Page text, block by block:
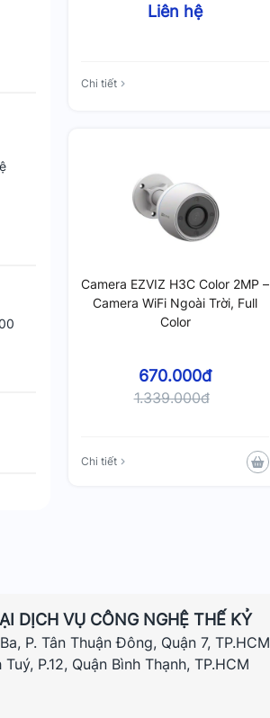
Liên hệ
Chi tiết
Camera EZVIZ H3C Color 2MP –
Camera WiFi Ngoài Trời, Full
Color
670.000đ
1.339.000đ
Chi tiết
DỊCH VỤ CÔNG NGHỆ THẾ KỶ
P. Tân Thuận Đông, Quận 7, TP.HCM
P.12, Quận Bình Thạnh, TP.HCM